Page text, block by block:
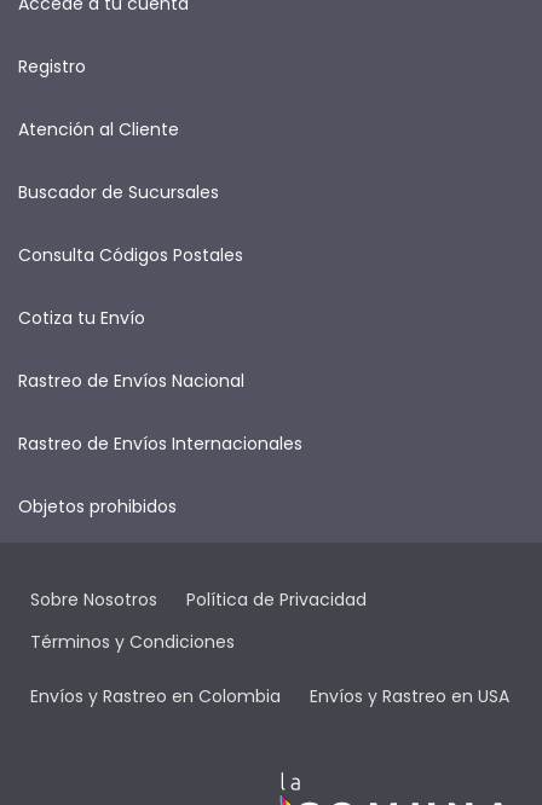
Registro
Atención al Cliente
Buscador de Sucursales
Consulta Códigos Postales
Cotiza tu Envío
Rastreo de Envíos Nacional
Rastreo de Envíos Internacionales
Objetos prohibidos
Sobre Nosotros
Política de Privacidad
Términos y Condiciones
Envíos y Rastreo en Colombia Envíos y Rastreo en USA